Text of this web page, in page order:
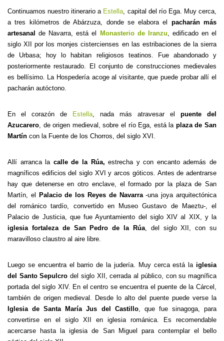
Continuamos nuestro itinerario a Estella, capital del río Ega. Muy cerca,
a tres kilómetros de Abárzuza, donde se elabora el pacharán más
artesanal de Navarra, está el Monasterio de Iranzu, edificado en el
siglo XII por los monjes cistercienses en las estribaciones de la sierra
de Urbasa; hoy lo habitan religiosos teatinos. Fue abandonado y
posteriormente restaurado. El conjunto de construcciones medievales
es bellísimo. La Hospedería acoge al visitante, que puede probar allí el
pacharán autóctono.
En el corazón de Estella, nada más atravesar el puente del
Azucarero, de origen medieval, sobre el río Ega, está la plaza de San
Martín con la Fuente de los Chorros, del siglo XVI.
Allí arranca la calle de la Rúa, estrecha y con encanto además de
magníficos edificios del siglo XVI y arcos góticos. Antes de adentrarse
hay que detenerse en otro enclave, el formado por la plaza de San
Martín, el
Palacio de los Reyes de Navarra-una joya arquitectónica
del románico tardío, convertido en Museo Gustavo de Maeztu-, el
Palacio de Justicia, que fue Ayuntamiento del siglo XIV al XIX, y la
iglesia fortaleza de San Pedro de la Rúa, del siglo XII, con su
maravilloso claustro al aire libre.
Luego se encuentra el barrio de la judería. Muy cerca está la iglesia
del Santo Sepulcro del siglo XII, cerrada al público, con su magnífica
portada del siglo XIV. En el centro se encuentra el puente de la Cárcel,
también de origen medieval. Desde lo alto del puente puede verse la
Iglesia de Santa María Jus del Castillo, que fue sinagoga, para
convertirse en el siglo XII en iglesia románica. Es recomendable
acercarse hasta la iglesia de San Miguel para contemplar el bello